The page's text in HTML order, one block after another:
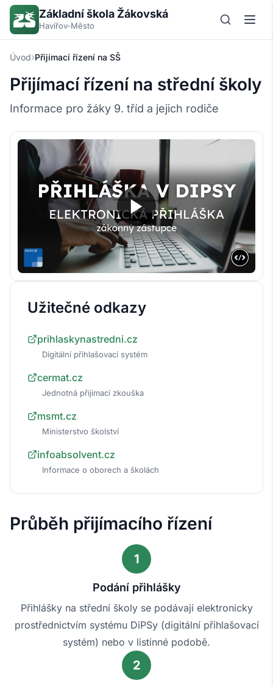
Základní škola Žákovská
Havířov-Město
Úvod›Přijímací řízení na SŠ
Přijímací řízení na střední školy
Informace pro žáky 9. tříd a jejich rodiče
Průběh přijímacího řízení
1
Podání přihlášky
Přihlášky na střední školy se podávají elektronicky
prostřednictvím systému DiPSy (digitální přihlašovací
systém) nebo v listinné podobě.
2
Užitečné odkazy
prihlaskynastredni.cz
Digitální přihlašovací systém
cermat.cz
Jednotná přijímací zkouška
msmt.cz
Ministerstvo školství
infoabsolvent.cz
Informace o oborech a školách